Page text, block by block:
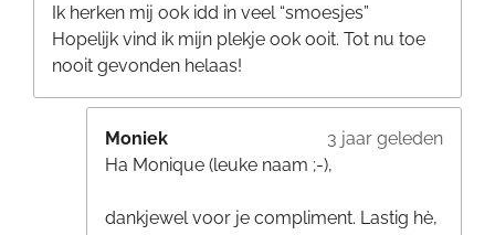
Ik herken mij ook idd in veel “smoesjes”
Hopelijk vind ik mijn plekje ook ooit. Tot nu toe
nooit gevonden helaas!
Moniek
3 jaar geleden
Ha Monique (leuke naam ;-),
dankjewel voor je compliment. Lastig hè,